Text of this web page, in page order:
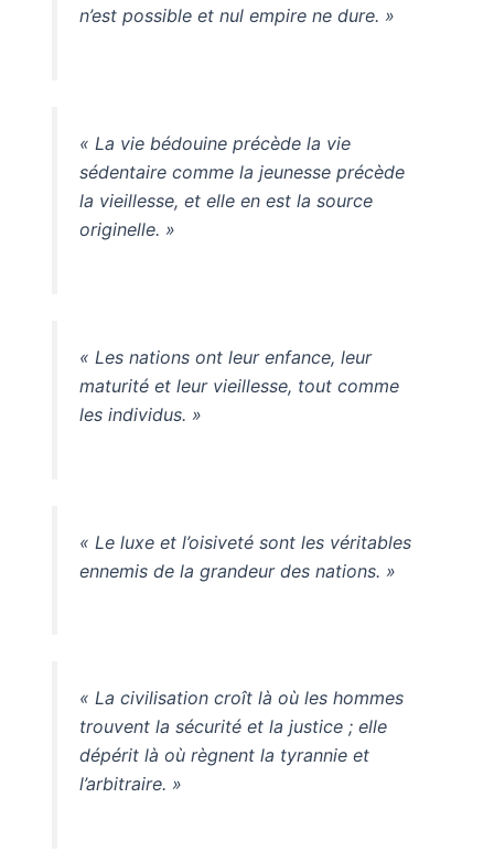
n’est possible et nul empire ne dure. »
« La vie bédouine précède la vie
sédentaire comme la jeunesse précède
la vieillesse, et elle en est la source
originelle. »
« Les nations ont leur enfance, leur
maturité et leur vieillesse, tout comme
les individus. »
« Le luxe et l’oisiveté sont les véritables
ennemis de la grandeur des nations. »
« La civilisation croît là où les hommes
trouvent la sécurité et la justice ; elle
dépérit là où règnent la tyrannie et
l’arbitraire. »